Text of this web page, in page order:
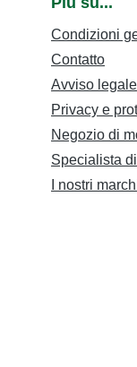
Condizioni
Contatto
Avviso legale
Privacy e
Negozio di
Specialista
I nostri